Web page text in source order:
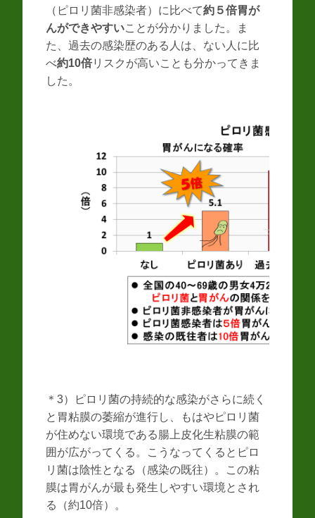
（ピロリ菌非感染者）に比べて約５倍胃が
んができやすいことが分かりました。ま
た、過去の感染歴のある人は、ない人に比
べ約10倍リスクが高いことも分かってきま
した。
＊3）ピロリ菌の持続的な感染がさらに続く
と胃粘膜の萎縮が進行し、もはやピロリ菌
が住めない環境である腸上皮化生粘膜の範
囲が広がってくる。こうなってくるとピロ
リ菌は陰性となる（感染の既往）。この粘
膜は胃がんが最も発生しやすい環境とされ
る（約10倍）。